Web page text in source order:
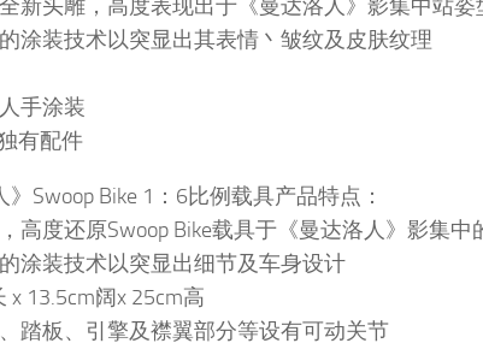
新头雕，高度表现出于《曼达洛人》影集中站
涂装技术以突显出其表情丶皱纹及皮肤纹理
手涂装
有配件
》Swoop Bike 1：6比例载具产品特点：
高度还原Swoop Bike载具于《曼达洛人》影集中
涂装技术以突显出细节及车身设计
x 13.5cm阔x 25cm高
踏板、引擎及襟翼部分等设有可动关节